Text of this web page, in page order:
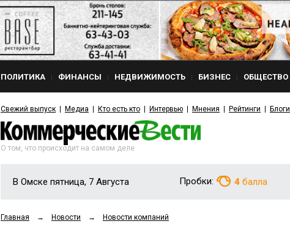
ПОЛИТИКА ФИНАНСЫ НЕДВИЖИМОСТЬ БИЗНЕС ОБЩЕСТВО
Свежий выпуск Медиа Кто есть кто Интервью Мнения Рейтинги Блоги
О том, что происходит на самом деле
В Омске пятница, 7 Августа Пробки: 4 балла
Главная → Новости → Новости компаний